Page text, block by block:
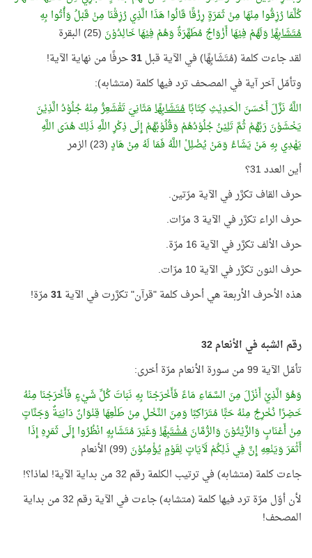
كُلَّمَا رُزِقُوا مِنْهَا مِنْ ثَمَرَةٍ رِزْقًا قَالُوا هَذَا الَّذِي رُزِقْنَا مِنْ قَبْلُ وَأُتُوا بِهِ
مُتَشَابِهًاوَلَهُمْ فِيْهَا أَزْوَاجٌ مُطَهَّرَةٌ وَهُمْ فِيْهَا خَالِدُوْنَ (25) البقرة
لقد جاءت كلمة (مُتَشَابِهًا) في الآية قبل31حرفًا من نهاية الآية!
وتأمّل آخر آية في المصحف ترد فيها كلمة (متشابه):
اللَّهُ نَزَّلَ أَحْسَنَ الْحَدِيْثِ كِتَابًامُتَشَابِهًامَثَانِيَ تَقْشَعِرُّ مِنْهُ جُلُوْدُ الَّذِيْنَ
يَخْشَوْنَ رَبَّهُمْ ثُمَّ تَلِيْنُ جُلُوْدُهُمْ وَقُلُوْبُهُمْ إِلَى ذِكْرِ اللَّهِ ذَلِكَ هُدَى اللَّهِ
يَهْدِي بِهِ مَنْ يَشَاءُ وَمَنْ يُضْلِلْ اللَّهُ فَمَا لَهُ مِنْ هَادٍ(23) الزمر
أين العدد 31؟
حرف القاف تكرَّر في الآية مرّتين.
حرف الراء تكرَّر في الآية 3 مرّات.
حرف الألف تكرَّر في الآية 16 مرّة.
حرف النون تكرَّر في الآية 10 مرّات.
هذه الأحرف الأربعة هي أحرف كلمة "قرآن" تكرَّرت في الآية31مرّة!
رقم الشبه في الأنعام 32
تأمّل الآية 99 من سورة الأنعام مرّة أخرى:
وَهُوَ الَّذِيْ أَنْزَلَ مِنَ السَّمَاءِ مَاءً فَأَخْرَجْنَا بِهِ نَبَاتَ كُلِّ شَيْءٍ فَأَخْرَجْنَا مِنْهُ
خَضِرًا نُخْرِجُ مِنْهُ حَبًّا مُتَرَاكِبًا وَمِنَ النَّخْلِ مِنْ طَلْعِهَا قِنْوَانٌ دَانِيَةٌ وَجَنَّاتٍ
مِنْ أَعْنَابٍ وَالزَّيْتُوْنَ وَالرُّمَّانَمُشْتَبِهًاوَغَيْرَ مُتَشَابِهٍ انْظُرُوا إِلَى ثَمَرِهِ إِذَا
أَثْمَرَ وَيَنْعِهِ إِنَّ فِي ذَلِكُمْ لَآيَاتٍ لِقَوْمٍ يُؤْمِنُوْنَ (99) الأنعام
جاءت كلمة (متشابه) في ترتيب الكلمة رقم 32 من بداية الآية! لماذا؟!
لأن أوّل مرّة ترد فيها كلمة (متشابه) جاءت في الآية رقم 32 من بداية
المصحف!